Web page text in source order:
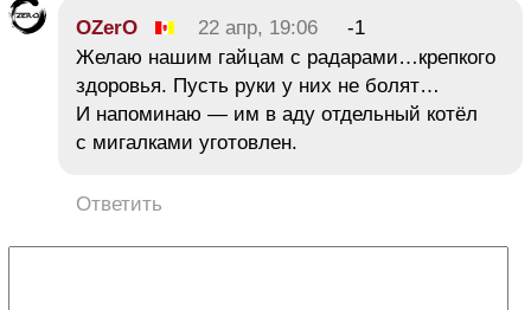
OZerO 22 апр, 19:06
-1
Желаю нашим гайцам с радарами…крепкого
здоровья. Пусть руки у них не болят…
И напоминаю — им в аду отдельный котёл
с мигалками уготовлен.
Ответить